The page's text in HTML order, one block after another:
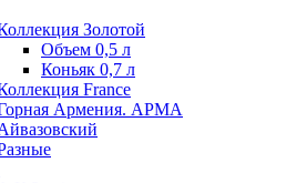
Золотой
Объем 0,5 л
Коньяк 0,7 л
France
Армения. АРМА